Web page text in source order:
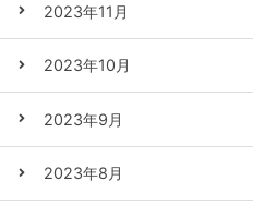
2023年11月
2023年10月
2023年9月
2023年8月